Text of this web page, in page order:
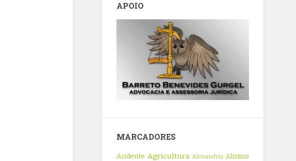
APOIO
MARCADORES
Acidente Agricultura Alexandria Almino